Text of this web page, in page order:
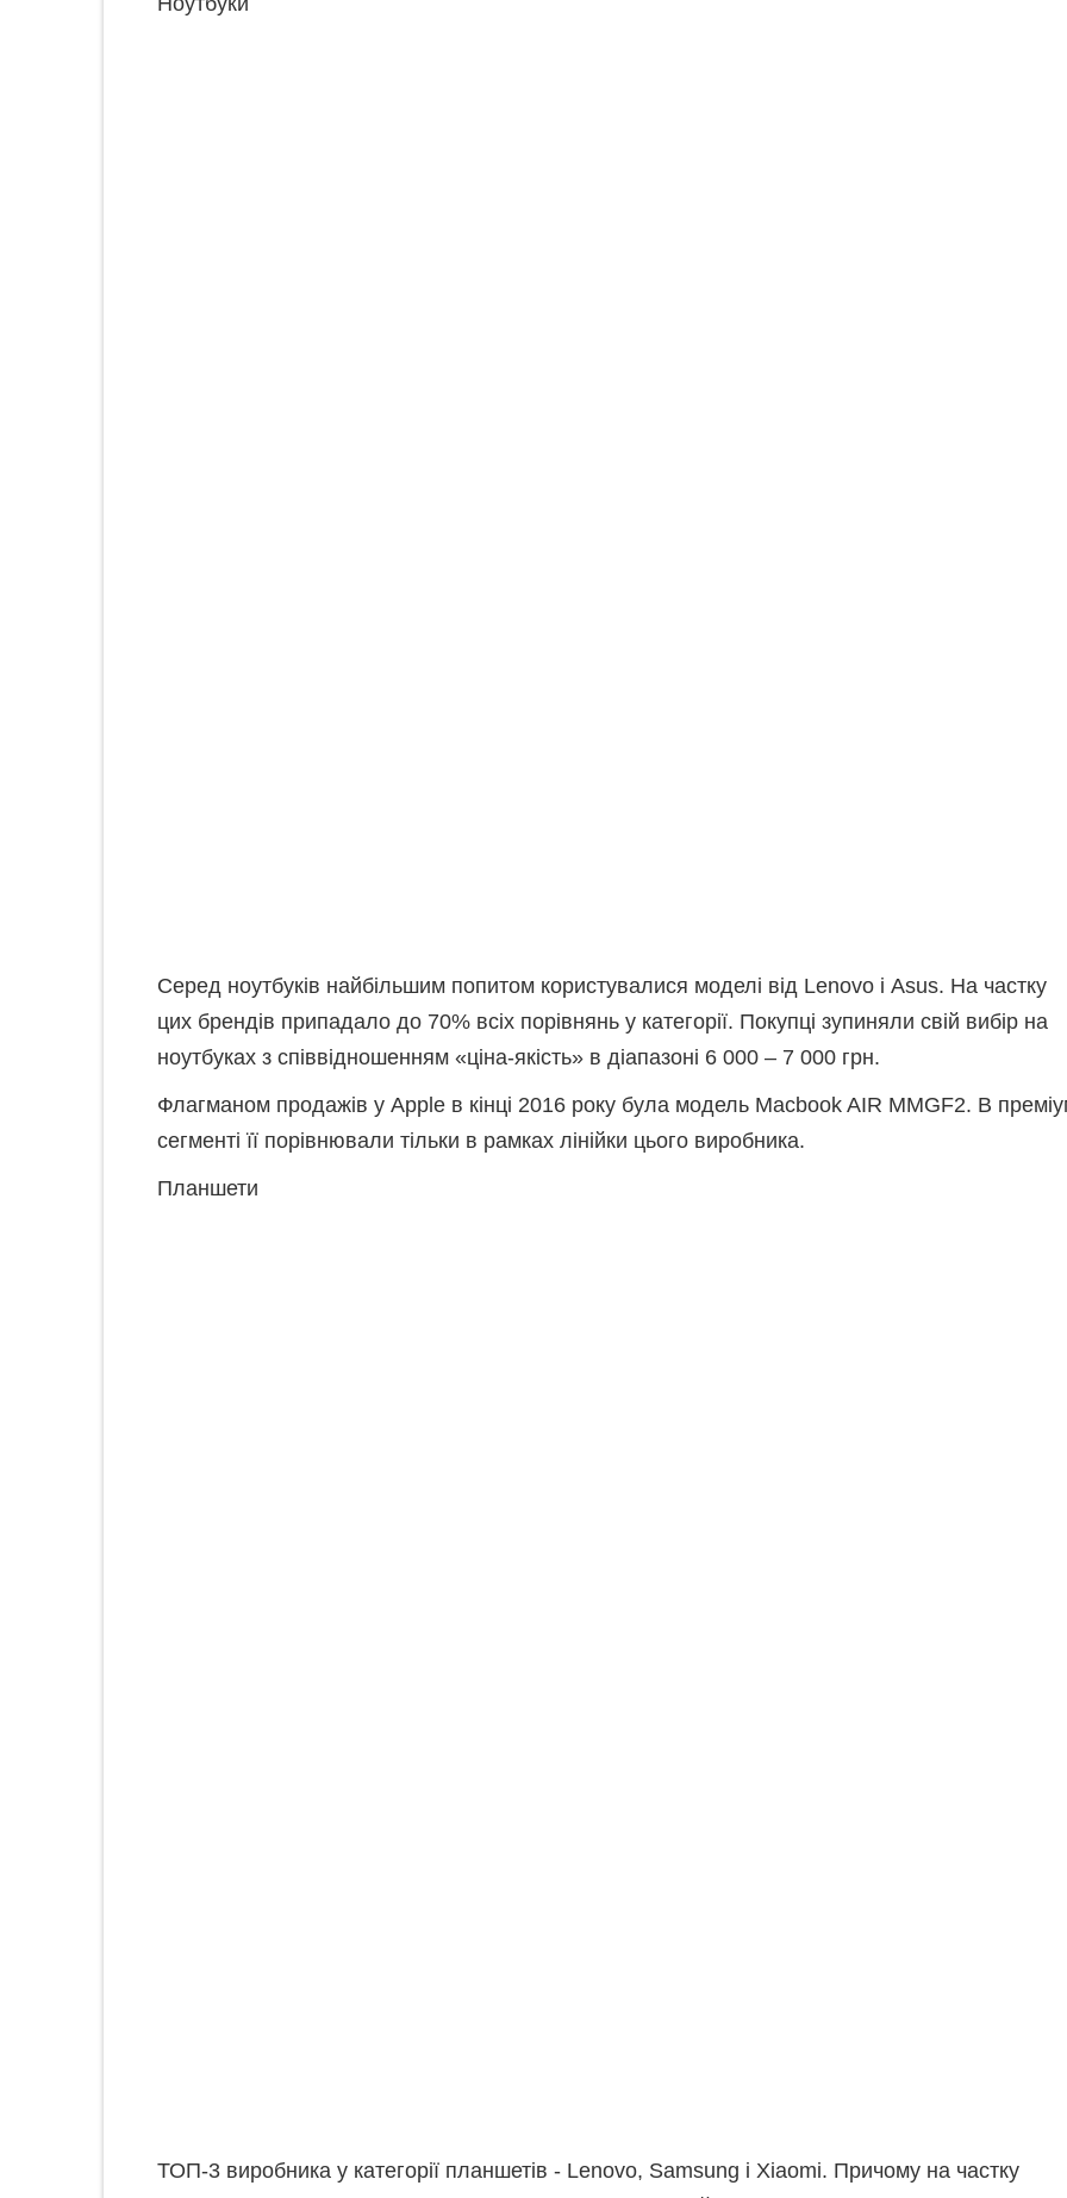
Серед ноутбуків найбільшим попитом користувалися моделі від Lenovo і Asus. На частку
цих брендів припадало до 70% всіх порівнянь у категорії. Покупці зупиняли свій вибір на
ноутбуках з співвідношенням «ціна-якість» в діапазоні 6 000 – 7 000 грн.
Флагманом продажів у Apple в кінці 2016 року була модель Macbook AIR MMGF2. В
сегменті її порівнювали тільки в рамках лінійки цього виробника.
Планшети
ТОП-3 виробника у категорії планшетів - Lenovo, Samsung і Xiaomi. Причому на частку